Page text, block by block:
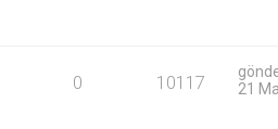
0 10117
21